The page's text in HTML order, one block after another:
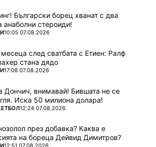
Български борец хванат с два
анаболни стероиди!
ОТ
10:05 07.08.2026
след сватбата с Етиен: Ралф
стана дядо
ОТ
17:08 07.08.2026
Дончич, внимавай! Бившата не се
Иска 50 милиона долара!
ОТ 12:24 07.08.2026
през добавка? Каква е
на бореца Дейвид Димитров?
ОТ